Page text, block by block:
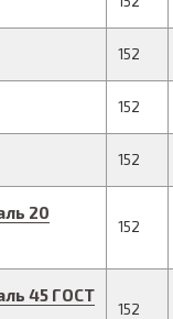
152
152
152
20
152
45 ГОСТ
152